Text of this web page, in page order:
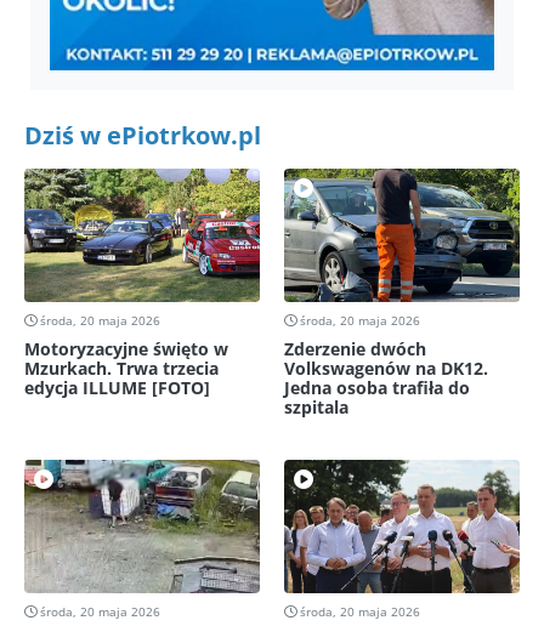
Dziś w ePiotrkow.pl
środa, 20 maja 2026
Motoryzacyjne święto w
Mzurkach. Trwa trzecia
edycja ILLUME [FOTO]
środa, 20 maja 2026
Zderzenie dwóch
Volkswagenów na DK12.
Jedna osoba trafiła do
szpitala
środa, 20 maja 2026 środa, 20 maja 2026